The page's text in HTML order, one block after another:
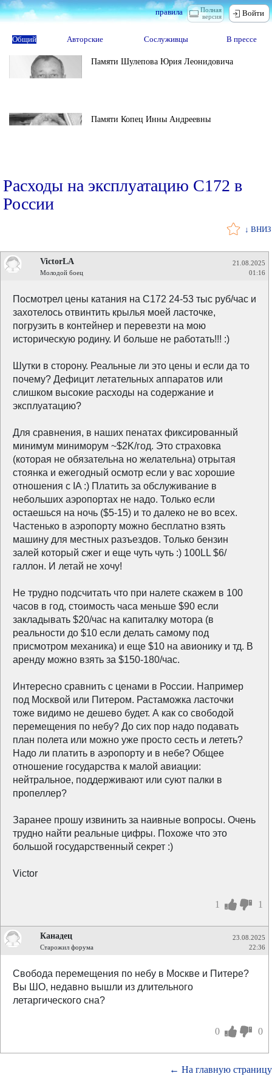
Полная
версия
правила Войти
Общий Авторские Сослуживцы В прессе
Памяти Шулепова Юрия Леонидовича
Памяти Копец Инны Андреевны
Расходы на эксплуатацию С172 в
России
↓ ВНИЗ
VictorLA
Молодой боец
21.08.2025
01:16
Посмотрел цены катания на C172 24-53 тыс руб/час и
захотелось отвинтить крылья моей ласточке,
погрузить в контейнер и перевезти на мою
историческую родину. И больше не работать!!! :)
Шутки в сторону. Реальные ли это цены и если да то
почему? Дефицит летательных аппаратов или
слишком высокие расходы на содержание и
эксплуатацию?
Для сравнения, в наших пенатах фиксированный
минимум миниморум ~$2K/год. Это страховка
(которая не обязательна но желательна) отрытая
стоянка и ежегодный осмотр если у вас хорошие
отношения с IA :) Платить за обслуживание в
небольших аэропортах не надо. Только если
остаешься на ночь ($5-15) и то далеко не во всех.
Частенько в аэропорту можно бесплатно взять
машину для местных разъездов. Только бензин
залей который сжег и еще чуть чуть :) 100LL $6/
галлон. И летай не хочу!
Не трудно подсчитать что при налете скажем в 100
часов в год, стоимость часа меньше $90 если
закладывать $20/час на капиталку мотора (в
реальности до $10 если делать самому под
присмотром механика) и еще $10 на авионику и тд. В
аренду можно взять за $150-180/час.
Интересно сравнить с ценами в России. Например
под Москвой или Питером. Растаможка ласточки
тоже видимо не дешево будет. А как со свободой
перемещения по небу? До сих пор надо подавать
план полета или можно уже просто сесть и лететь?
Надо ли платить в аэропорту и в небе? Общее
отношение государства к малой авиации:
нейтральное, поддерживают или суют палки в
пропеллер?
Заранее прошу извинить за наивные вопросы. Очень
трудно найти реальные цифры. Похоже что это
большой государственный секрет :)
Victor
1 1
Канадец
Старожил форума
23.08.2025
22:36
Свобода перемещения по небу в Москве и Питере?
Вы ШО, недавно вышли из длительного
летаргического сна?
0 0
← На главную страницу